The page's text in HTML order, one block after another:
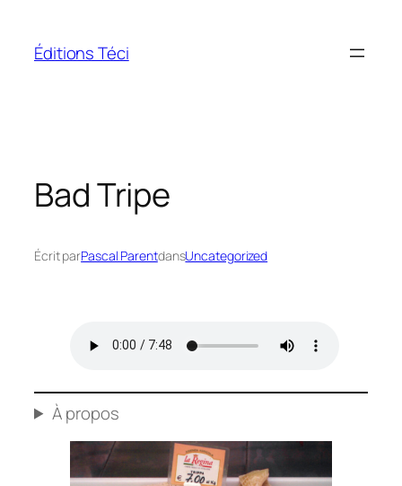
contenu
Éditions Téci
Bad Tripe
Écrit parPascal ParentdansUncategorized
À propos